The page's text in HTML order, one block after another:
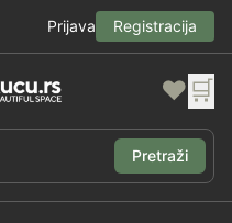
Prijava Registracija
❤️ 🛒
Pretraži